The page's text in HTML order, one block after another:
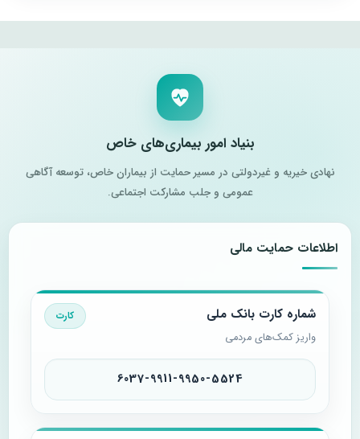
بنیاد امور بیماری‌های خاص
نهادی خیریه و غیردولتی در مسیر حمایت از بیماران خاص، توسعه آگاهی
عمومی و جلب مشارکت اجتماعی.
اطلاعات حمایت مالی
شماره کارت بانک ملی
واریز کمک‌های مردمی
کارت
6037-9911-9950-5524